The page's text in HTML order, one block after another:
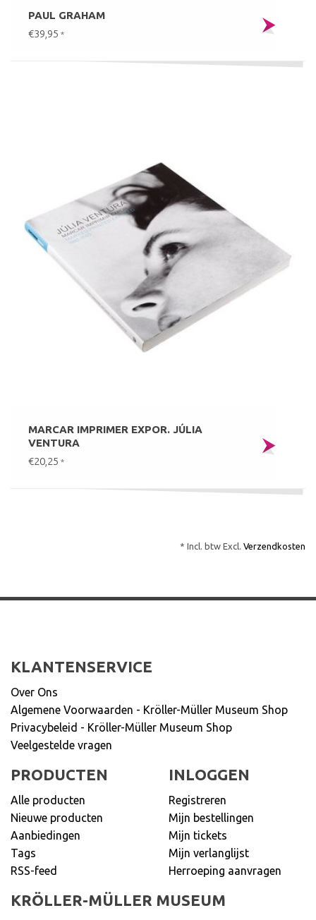
PAUL GRAHAM
€39,95 *
MARCAR IMPRIMER EXPOR. JÚLIA
VENTURA
€20,25 *
* Incl. btw Excl. Verzendkosten
KLANTENSERVICE
Over Ons
Algemene Voorwaarden - Kröller-Müller Museum Shop
Privacybeleid - Kröller-Müller Museum Shop
Veelgestelde vragen
PRODUCTEN
Alle producten
Nieuwe producten
Aanbiedingen
Tags
RSS-feed
INLOGGEN
Registreren
Mijn bestellingen
Mijn tickets
Mijn verlanglijst
Herroeping aanvragen
KRÖLLER-MÜLLER MUSEUM